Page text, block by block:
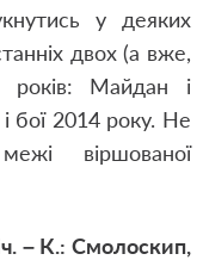
у деяких
двох (а вже,
Майдан і
бої 2014 року. Не
віршованої
– К.: Смолоскип,